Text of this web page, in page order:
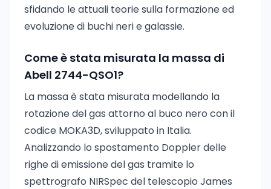
sfidando le attuali teorie sulla formazione ed
evoluzione di buchi neri e galassie.
Come è stata misurata la massa di
Abell 2744-QSO1?
La massa è stata misurata modellando la
rotazione del gas attorno al buco nero con il
codice MOKA3D, sviluppato in Italia.
Analizzando lo spostamento Doppler delle
righe di emissione del gas tramite lo
spettrografo NIRSpec del telescopio James